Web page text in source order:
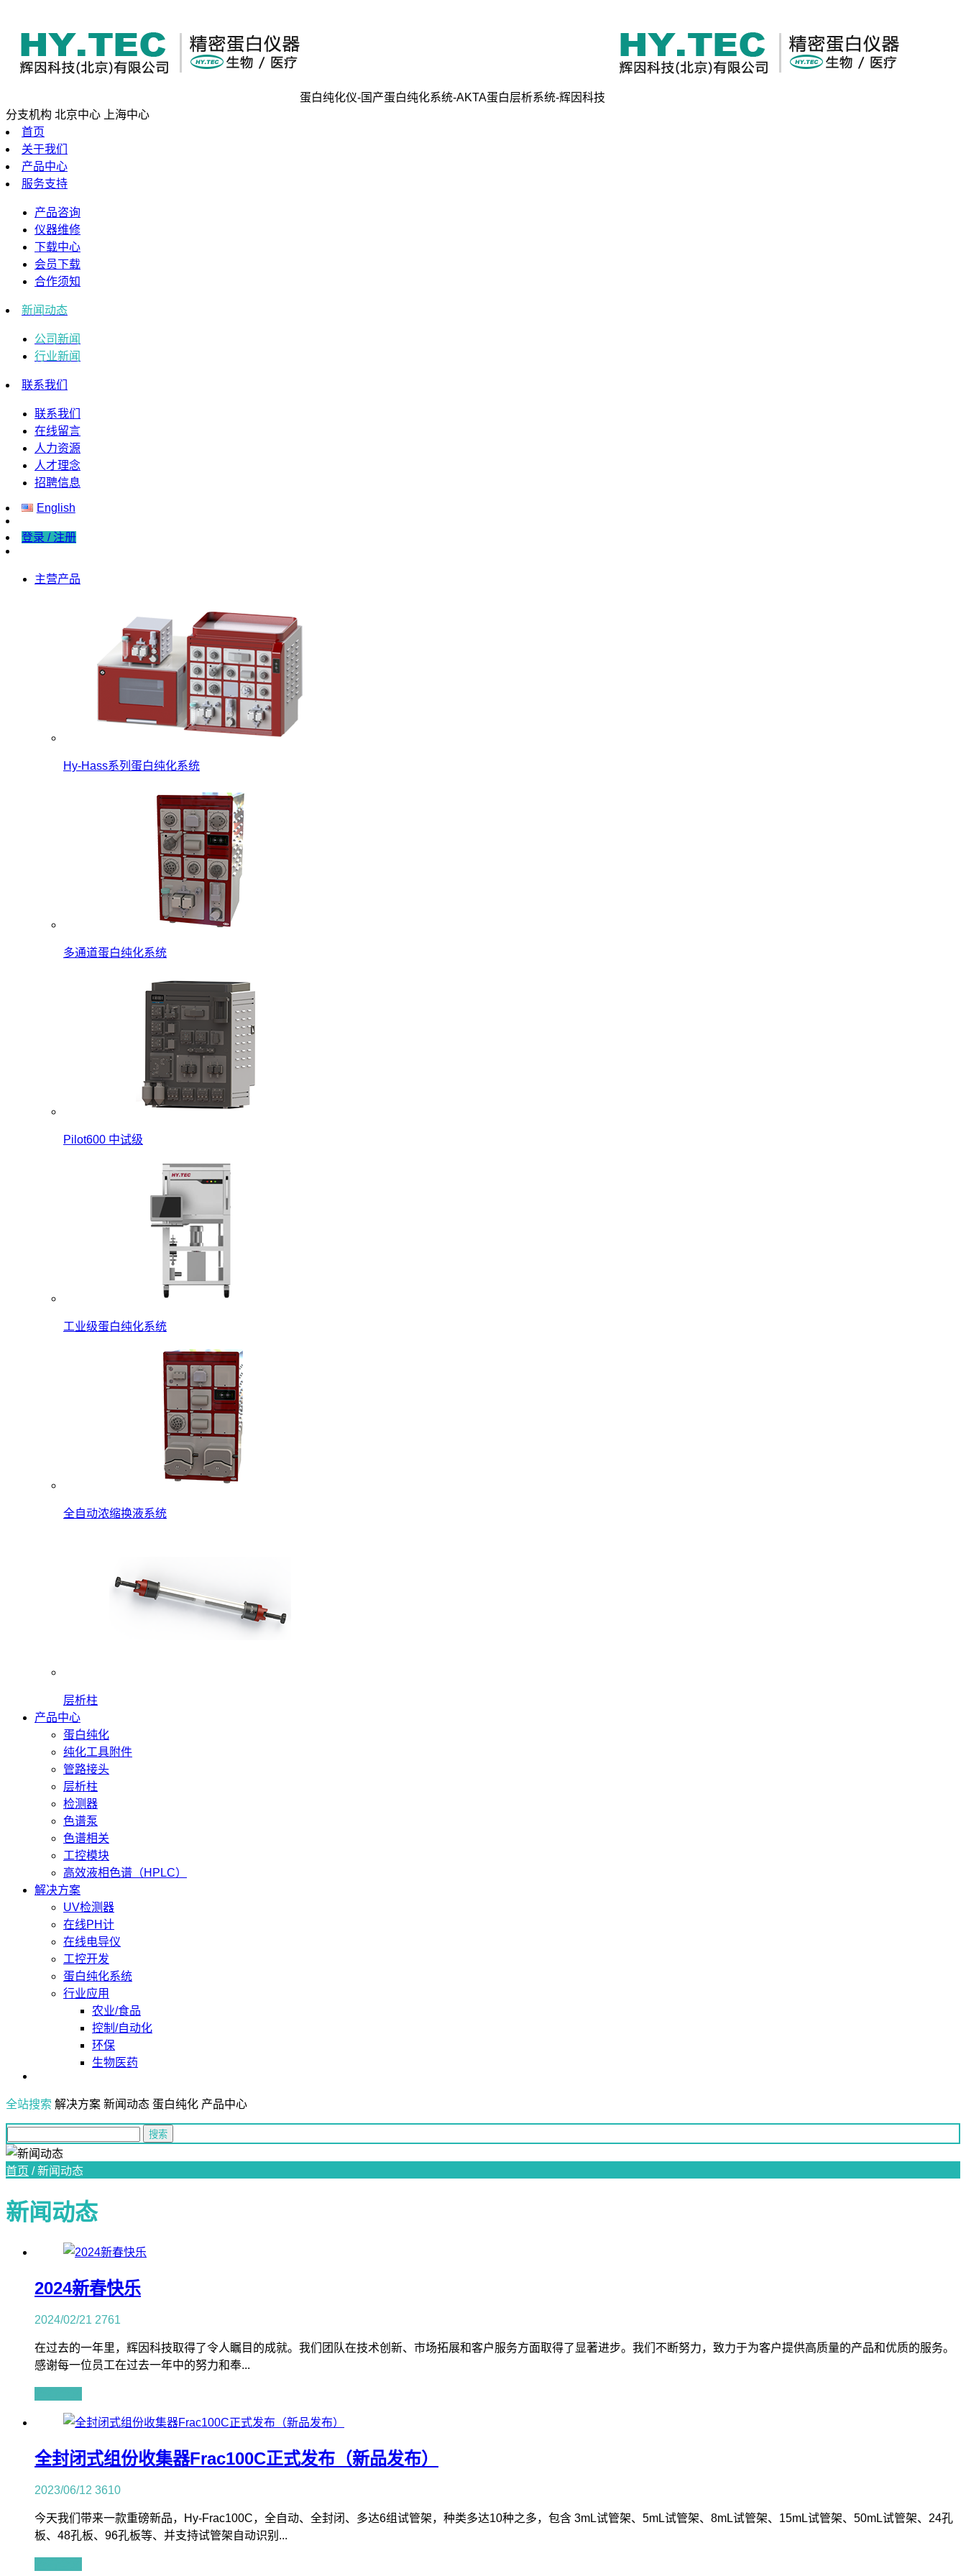
蛋白纯化仪-国产蛋白纯化系统-AKTA蛋白层析系统-辉因科技
分支机构 北京中心
上海中心
首页
关于我们
产品中心
服务支持
产品咨询
仪器维修
下载中心
会员下载
合作须知
新闻动态
公司新闻
行业新闻
联系我们
联系我们
在线留言
人力资源
人才理念
招聘信息
English
登录 / 注册
主营产品
Hy-Hass系列蛋白纯化系统
多通道蛋白纯化系统
Pilot600 中试级
工业级蛋白纯化系统
全自动浓缩换液系统
层析柱
产品中心
蛋白纯化
纯化工具附件
管路接头
层析柱
检测器
色谱泵
色谱相关
工控模块
高效液相色谱（HPLC）
解决方案
UV检测器
在线PH计
在线电导仪
工控开发
蛋白纯化系统
行业应用
农业/食品
控制/自动化
环保
生物医药
全站搜索 解决方案 新闻动态 蛋白纯化 产品中心
首页 /新闻动态
新闻动态
2024新春快乐
2024/02/21 2761
在过去的一年里，辉因科技取得了令人瞩目的成就。我们团队在技术创新、市场拓展和客户服务方面取得了显著进步。我们不断努力，致力于为客户提供高质量的产品和优质的服务。
感谢每一位员工在过去一年中的努力和奉...
全封闭式组份收集器Frac100C正式发布（新品发布）
2023/06/12 3610
今天我们带来一款重磅新品，Hy-Frac100C，全自动、全封闭、多达6组试管架，种类多达10种之多，包含 3mL试管架、5mL试管架、8mL试管架、15mL试管架、50mL试管架、24孔
板、48孔板、96孔板等、并支持试管架自动识别...